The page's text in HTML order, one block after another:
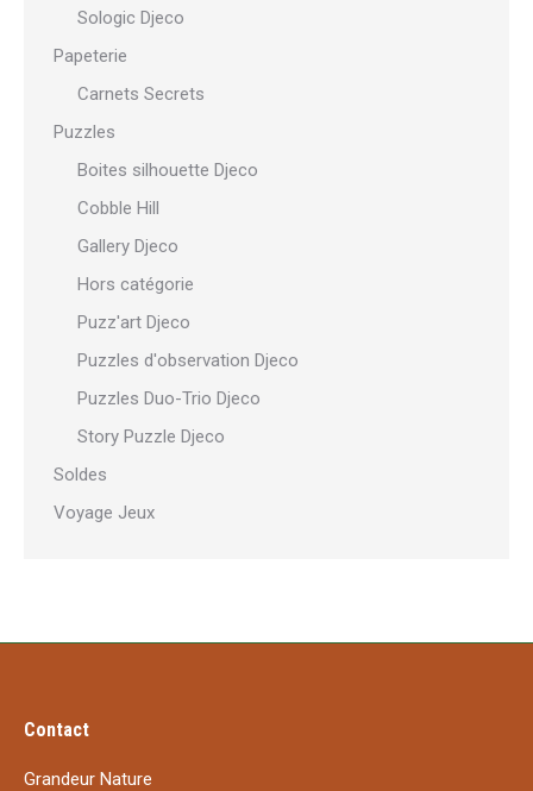
Sologic Djeco
Papeterie
Carnets Secrets
Puzzles
Boites silhouette Djeco
Cobble Hill
Gallery Djeco
Hors catégorie
Puzz'art Djeco
Puzzles d'observation Djeco
Puzzles Duo-Trio Djeco
Story Puzzle Djeco
Soldes
Voyage Jeux
Contact
Grandeur Nature